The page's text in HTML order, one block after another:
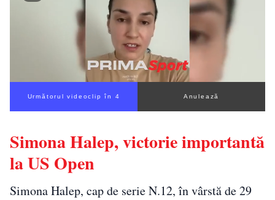
Următorul videoclip în 4 Anulează
Simona Halep, victorie importantă
la US Open
Simona Halep, cap de serie N.12, în vârstă de 29